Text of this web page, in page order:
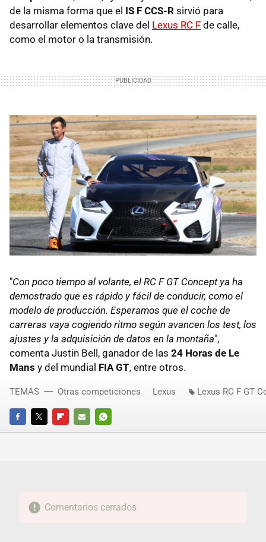
de la misma forma que el IS F CCS-R sirvió para
desarrollar elementos clave del Lexus RC F de calle,
como el motor o la transmisión.
"Con poco tiempo al volante, el RC F GT Concept ya ha
demostrado que es rápido y fácil de conducir, como el
modelo de producción. Esperamos que el coche de
carreras vaya cogiendo ritmo según avancen los test, los
ajustes y la adquisición de datos en la montaña",
comenta Justin Bell, ganador de las 24 Horas de Le
Mans y del mundial FIA GT, entre otros.
FACEBOOKTWITTERFLIPBOARD
E-
WHATSAPP
TEMAS Otras competiciones Lexus Lexus RC F GT
Comentarios cerrados